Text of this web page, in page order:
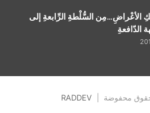
الأعْراضِ…مِن السُّلْطةِ الرِّابعةِ إلى
الدّافعةِ
RADDEV